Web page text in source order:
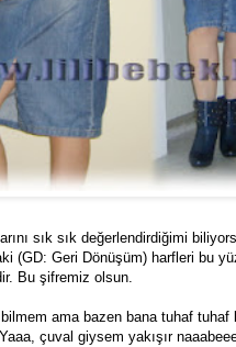
sık sık değerlendirdiğimi
(GD: Geri Dönüşüm) harfleri bu
Bu şifremiz olsun.
ama bazen bana tuhaf
çuval giysem yakışır